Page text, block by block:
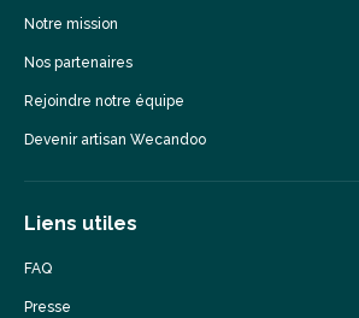
Notre mission
Nos partenaires
Rejoindre notre équipe
Devenir artisan Wecandoo
Liens utiles
FAQ
Presse